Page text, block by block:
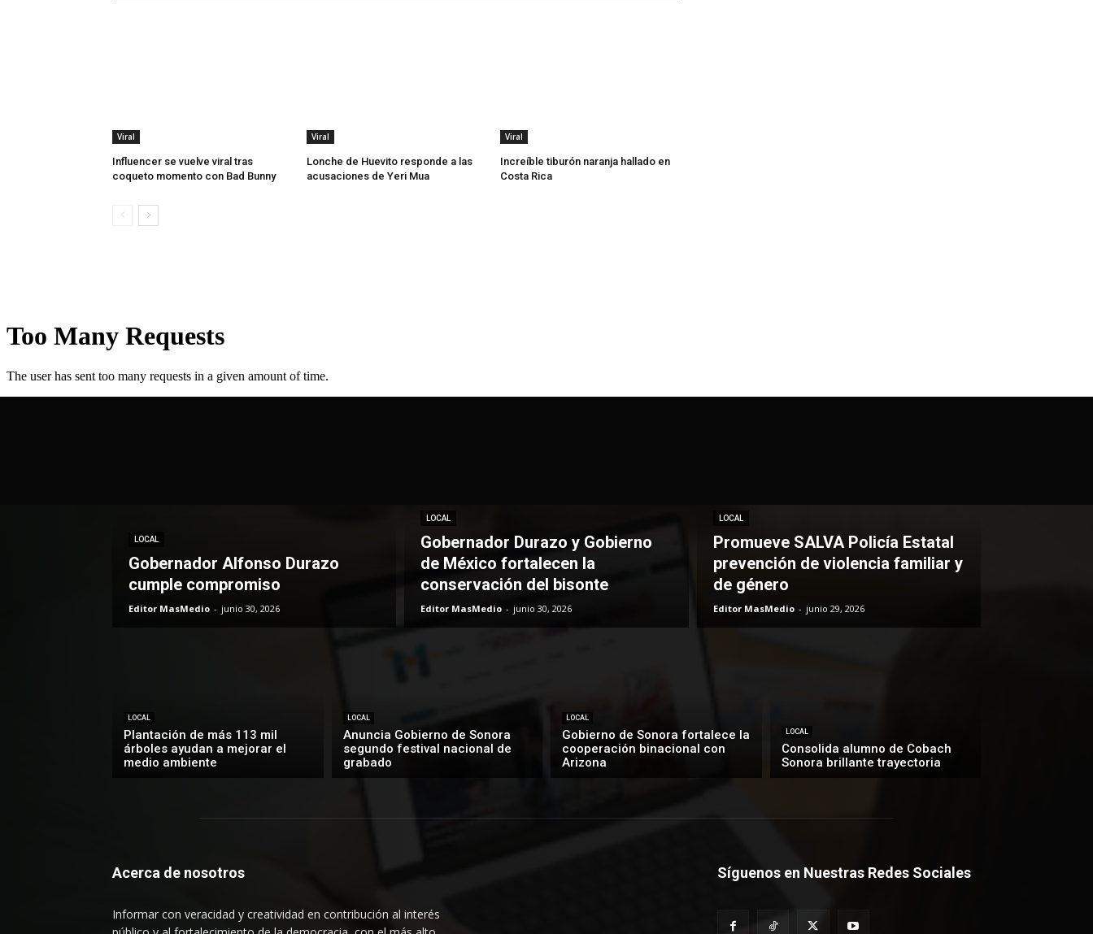
Viral
Influencer se vuelve viral tras
coqueto momento con Bad Bunny
Viral
Lonche de Huevito responde a las
acusaciones de Yeri Mua
Viral
Increíble tiburón naranja hallado en
Costa Rica
LOCAL
Gobernador Alfonso Durazo
cumple compromiso
Editor MasMedio - junio 30, 2026
LOCAL
Gobernador Durazo y Gobierno
de México fortalecen la
conservación del bisonte
Editor MasMedio - junio 30, 2026
LOCAL
Promueve SALVA Policía Estatal
prevención de violencia familiar y
de género
Editor MasMedio - junio 29, 2026
LOCAL
Plantación de más 113 mil
árboles ayudan a mejorar el
medio ambiente
LOCAL
Anuncia Gobierno de Sonora
segundo festival nacional de
grabado
LOCAL
Gobierno de Sonora fortalece la
cooperación binacional con
Arizona
LOCAL
Consolida alumno de Cobach
Sonora brillante trayectoria
Acerca de nosotros
Informar con veracidad y creatividad en contribución al interés
Síguenos en Nuestras Redes Sociales